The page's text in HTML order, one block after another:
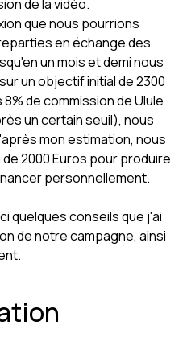
de la vidéo.
que nous pourrions
en échange des
un mois et demi nous
sur un objectif initial de 2300
de commission de Ulule
un certain seuil), nous
mon estimation, nous
2000 Euros pour produire
personnellement.
quelques conseils que j'ai
de notre campagne, ainsi